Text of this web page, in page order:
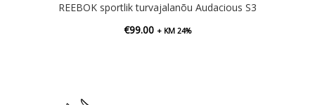
REEBOK sportlik turvajalanõu Audacious S3
€99.00 + KM 24%